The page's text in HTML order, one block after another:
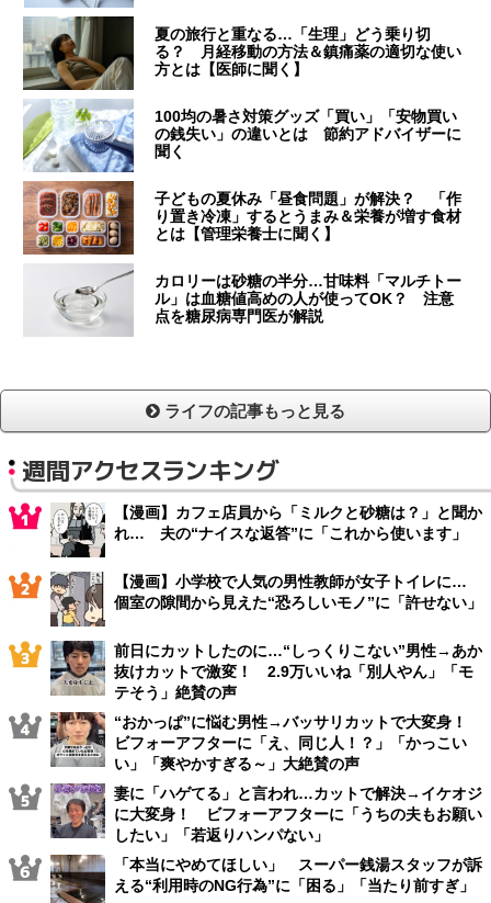
夏の旅行と重なる…「生理」どう乗り切
る？ 月経移動の方法＆鎮痛薬の適切な使い
方とは【医師に聞く】
100均の暑さ対策グッズ「買い」「安物買い
の銭失い」の違いとは 節約アドバイザーに
聞く
子どもの夏休み「昼食問題」が解決？ 「作
り置き冷凍」するとうまみ＆栄養が増す食材
とは【管理栄養士に聞く】
カロリーは砂糖の半分…甘味料「マルチトー
ル」は血糖値高めの人が使ってOK？ 注意
点を糖尿病専門医が解説
ライフの記事もっと見る
週間アクセスランキング
【漫画】カフェ店員から「ミルクと砂糖は？」と聞か
れ… 夫の“ナイスな返答”に「これから使います」
【漫画】小学校で人気の男性教師が女子トイレに…
個室の隙間から見えた“恐ろしいモノ”に「許せない」
前日にカットしたのに…“しっくりこない”男性→あか
抜けカットで激変！ 2.9万いいね「別人やん」「モ
テそう」絶賛の声
“おかっぱ”に悩む男性→バッサリカットで大変身！
ビフォーアフターに「え、同じ人！？」「かっこい
い」「爽やかすぎる～」大絶賛の声
妻に「ハゲてる」と言われ…カットで解決→イケオジ
に大変身！ ビフォーアフターに「うちの夫もお願い
したい」「若返りハンパない」
「本当にやめてほしい」 スーパー銭湯スタッフが訴
える“利用時のNG行為”に「困る」「当たり前すぎ」